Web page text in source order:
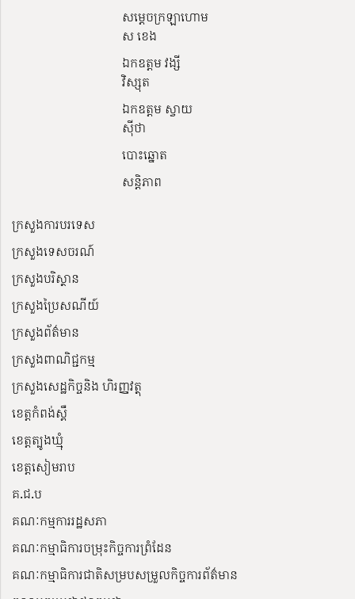
សម្ដេចក្រឡាហោម
ស ខេង
ឯកឧត្តម វង្សី
វិស្សុត
ឯកឧត្តម ស្វាយ
ស៊ីថា
បោះឆ្នោត
សន្តិភាព
ក្រសួងការបរទេស
ក្រសួងទេសចរណ៍
ក្រសួងបរិស្ថាន
ក្រសួងប្រៃសណីយ៍
ក្រសួងព័ត៌មាន
ក្រសួងពាណិជ្ជកម្ម
ក្រសួងសេដ្ឋកិច្ចនិង ហិរញ្ញវត្ថុ
ខេត្តកំពង់ស្ពឺ
ខេត្តត្បូងឃ្មុំ
ខេត្តសៀមរាប
គ.ជ.ប
គណៈកម្មការរដ្ឋសភា
គណៈកម្មាធិការចម្រុះកិច្ចការព្រំដែន
គណៈកម្មាធិការជាតិសម្របសម្រួលកិច្ចការព័ត៌មាន